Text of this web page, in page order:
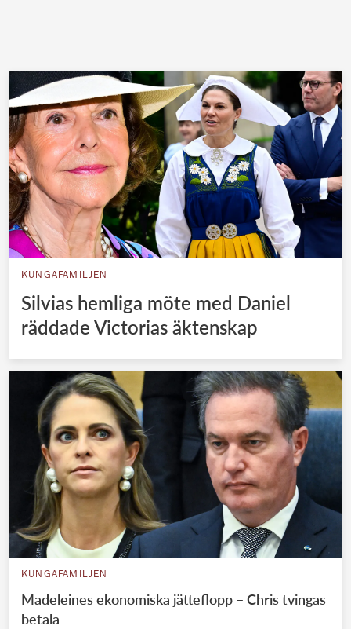
KUNGAFAMILJEN
Silvias hemliga möte med Daniel
räddade Victorias äktenskap
KUNGAFAMILJEN
Madeleines ekonomiska jätteflopp – Chris tvingas
betala